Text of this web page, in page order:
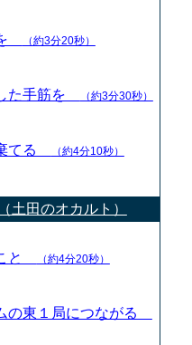
（約3分20秒）
た手筋を （約3分30秒）
てる （約4分10秒）
土田のオカルト）
と （約4分20秒）
の東１局につながる